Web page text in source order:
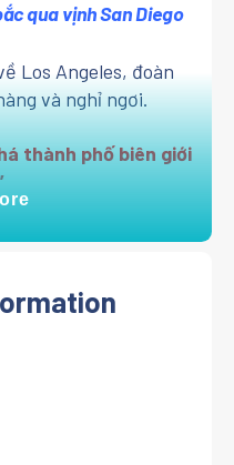
qua vịnh San Diego
Los Angeles, đoàn
và nghỉ ngơi.
thành phố biên giới